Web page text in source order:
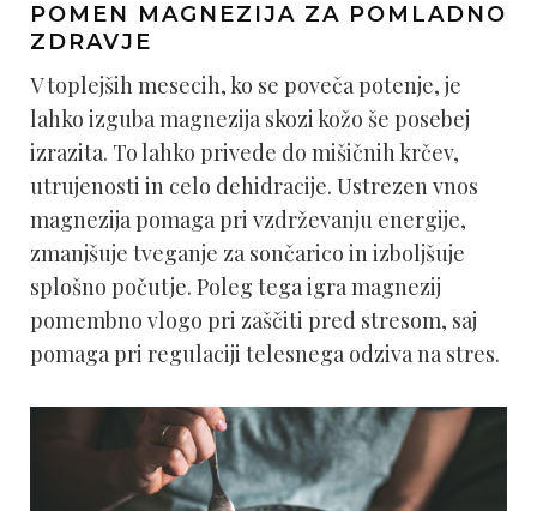
POMEN MAGNEZIJA ZA POMLADNO
ZDRAVJE
V toplejših mesecih, ko se poveča potenje, je
lahko izguba magnezija skozi kožo še posebej
izrazita. To lahko privede do mišičnih krčev,
utrujenosti in celo dehidracije. Ustrezen vnos
magnezija pomaga pri vzdrževanju energije,
zmanjšuje tveganje za sončarico in izboljšuje
splošno počutje. Poleg tega igra magnezij
pomembno vlogo pri zaščiti pred stresom, saj
pomaga pri regulaciji telesnega odziva na stres.